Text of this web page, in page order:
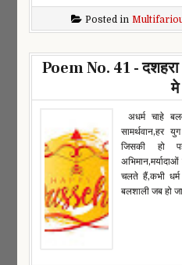
Posted in
Poem No. 41 - दशहरा
मे
अधर्म चाहे
सामर्थवान,हर
जिसकी हो
चलते हैं,कभी धर्म
बलशाली जब हो